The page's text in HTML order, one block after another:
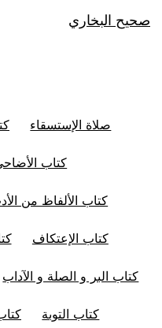
صحيح البخاري
صلاة الإستسقاء
كتاب
كتاب الألفاظ من
كتاب الإعتكاف
كتاب البر و الصلة و الآداب
كتاب التوبة